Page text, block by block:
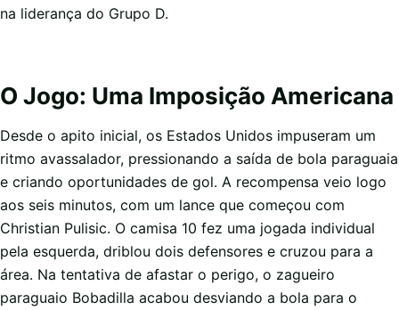
na liderança do Grupo D.
O Jogo: Uma Imposição Americana
Desde o apito inicial, os Estados Unidos impuseram um
ritmo avassalador, pressionando a saída de bola paraguaia
e criando oportunidades de gol. A recompensa veio logo
aos seis minutos, com um lance que começou com
Christian Pulisic. O camisa 10 fez uma jogada individual
pela esquerda, driblou dois defensores e cruzou para a
área. Na tentativa de afastar o perigo, o zagueiro
paraguaio Bobadilla acabou desviando a bola para o